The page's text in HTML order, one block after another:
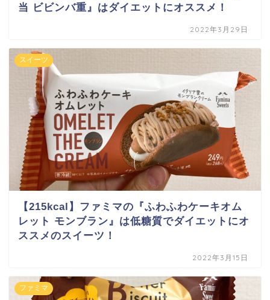
当 ビビンバ重』はダイエットにオススメ！
2022年3月29日
スイーツ
【215kcal】ファミマの『ふわふわケーキオム
レット モンブラン』は低糖質でダイエットにオ
ススメのスイーツ！
2022年3月15日
ファミマ